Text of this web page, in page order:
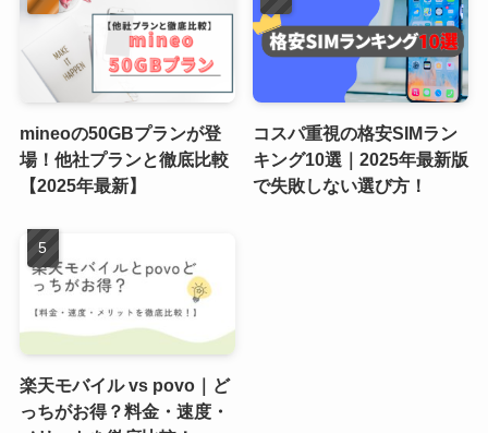
mineoの50GBプランが登
場！他社プランと徹底比較
【2025年最新】
コスパ重視の格安SIMラン
キング10選｜2025年最新版
で失敗しない選び方！
楽天モバイル vs povo｜ど
っちがお得？料金・速度・